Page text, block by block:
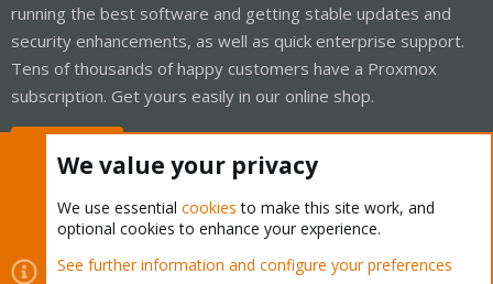
running the best software and getting stable updates and
security enhancements, as well as quick enterprise support.
Tens of thousands of happy customers have a Proxmox
subscription. Get yours easily in our online shop.
Cookies
Proxmox Support Forum - Light Mode
We value your privacy
We use essential cookies to make this site work, and
optional cookies to enhance your experience.
See further information and configure your preferences